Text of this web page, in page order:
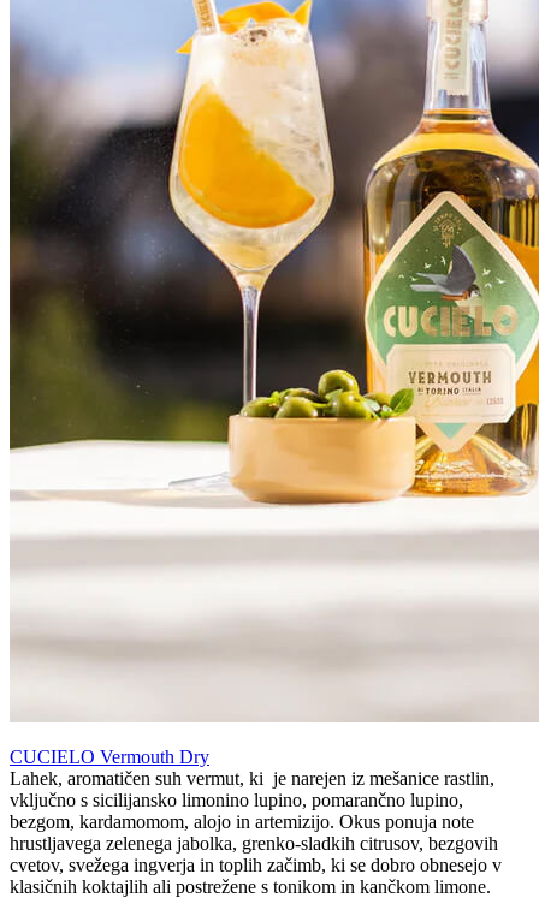
CUCIELO Vermouth Dry
Lahek, aromatičen suh vermut, ki je narejen iz mešanice rastlin,
vključno s sicilijansko limonino lupino, pomarančno lupino,
bezgom, kardamomom, alojo in artemizijo. Okus ponuja note
hrustljavega zelenega jabolka, grenko-sladkih citrusov, bezgovih
cvetov, svežega ingverja in toplih začimb, ki se dobro obnesejo v
klasičnih koktajlih ali postrežene s tonikom in kančkom limone.